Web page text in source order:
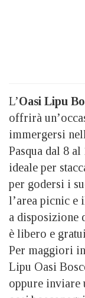
L’Oasi Lipu
offrirà
immergersi
Pasqua dal 8
ideale per
per godersi i
l’area picnic e
a disposizione
è libero e
Per maggiori
Lipu Oasi
oppure inviare